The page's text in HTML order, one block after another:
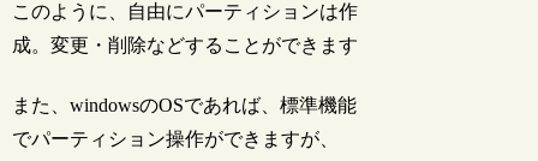
このように、自由にパーティションは作
成。変更・削除などすることができます
また、windowsのOSであれば、標準機能
でパーティション操作ができますが、